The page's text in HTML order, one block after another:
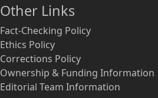
Other Links
Fact-Checking Policy
Ethics Policy
Corrections Policy
Ownership & Funding Information
Editorial Team Information